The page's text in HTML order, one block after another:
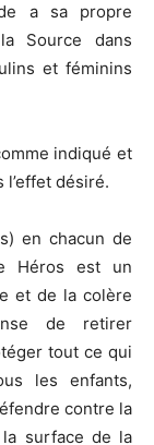
a sa propre
Source dans
et féminins
indiqué et
l’effet désiré.
en chacun de
Héros est un
et de la colère
de retirer
tout ce qui
les enfants,
contre la
surface de la